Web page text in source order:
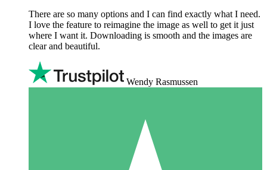
There are so many options and I can find exactly what I need.
I love the feature to reimagine the image as well to get it just
where I want it. Downloading is smooth and the images are
clear and beautiful.
Wendy Rasmussen